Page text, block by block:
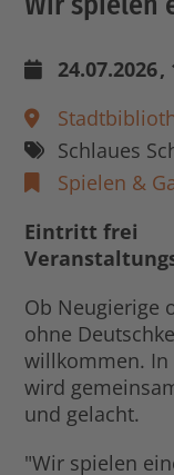
24.07.2026,
Schlaues
Spielen &
Eintritt frei
Ob Neugierige
ohne
willkommen. In
wird
und gelacht.
"Wir spielen